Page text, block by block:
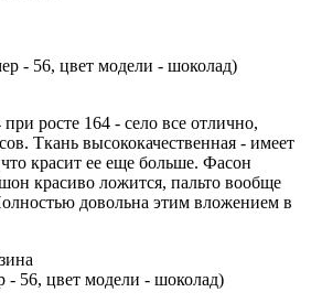
- 56, цвет модели - шоколад)
росте 164 - село все отлично,
Ткань высококачественная - имеет
красит ее еще больше. Фасон
красиво ложится, пальто вообще
довольна этим вложением в
- 56, цвет модели - шоколад)